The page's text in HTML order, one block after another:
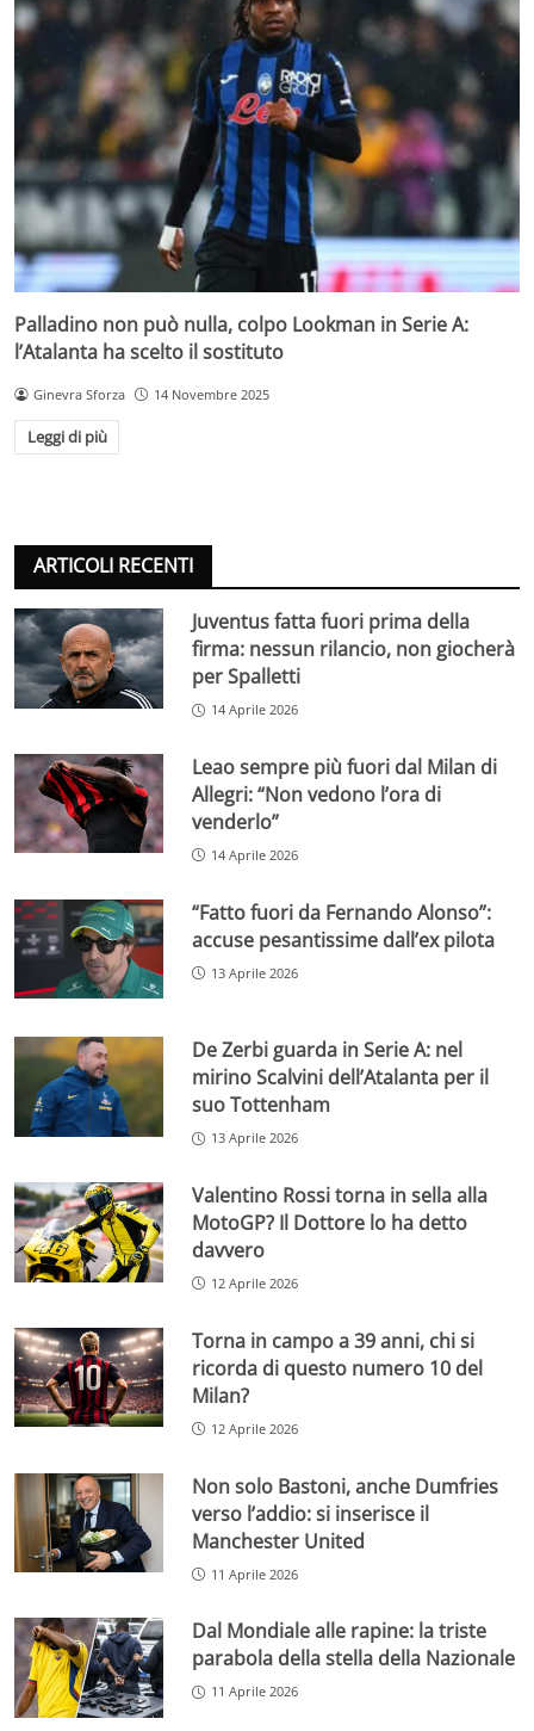
Palladino non può nulla, colpo Lookman in Serie A:
l’Atalanta ha scelto il sostituto
Ginevra Sforza 14 Novembre 2025
Leggi di più
ARTICOLI RECENTI
Juventus fatta fuori prima della
firma: nessun rilancio, non giocherà
per Spalletti
14 Aprile 2026
Leao sempre più fuori dal Milan di
Allegri: “Non vedono l’ora di
venderlo”
14 Aprile 2026
“Fatto fuori da Fernando Alonso”:
accuse pesantissime dall’ex pilota
13 Aprile 2026
De Zerbi guarda in Serie A: nel
mirino Scalvini dell’Atalanta per il
suo Tottenham
13 Aprile 2026
Valentino Rossi torna in sella alla
MotoGP? Il Dottore lo ha detto
davvero
12 Aprile 2026
Torna in campo a 39 anni, chi si
ricorda di questo numero 10 del
Milan?
12 Aprile 2026
Non solo Bastoni, anche Dumfries
verso l’addio: si inserisce il
Manchester United
11 Aprile 2026
Dal Mondiale alle rapine: la triste
parabola della stella della Nazionale
11 Aprile 2026